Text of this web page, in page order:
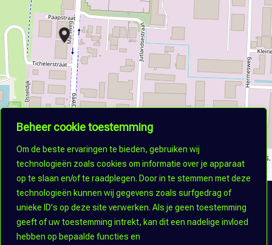
Beheer cookie toestemming
Om de beste ervaringen te bieden, gebruiken wij
technologieën zoals cookies om informatie over je apparaat
op te slaan en/of te raadplegen. Door in te stemmen met deze
technologieën kunnen wij gegevens zoals surfgedrag of
unieke ID's op deze site verwerken. Als je geen toestemming
geeft of uw toestemming intrekt, kan dit een nadelige invloed
hebben op bepaalde functies en
© OpenStreetMap contributors.
Terug naar alle bedrijven